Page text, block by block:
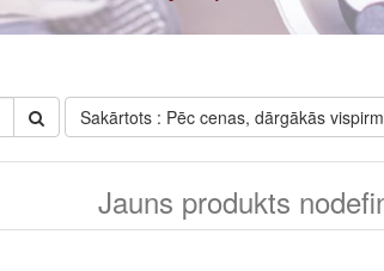
Sakārtots : Pēc cenas, dārgākās
Jauns produkts